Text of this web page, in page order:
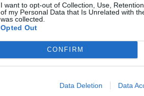
I want to opt-out of Collection, Use,
of my Personal Data that Is Unrelated with
was collected.
Opted Out
CONFIRM
Data Deletion Data